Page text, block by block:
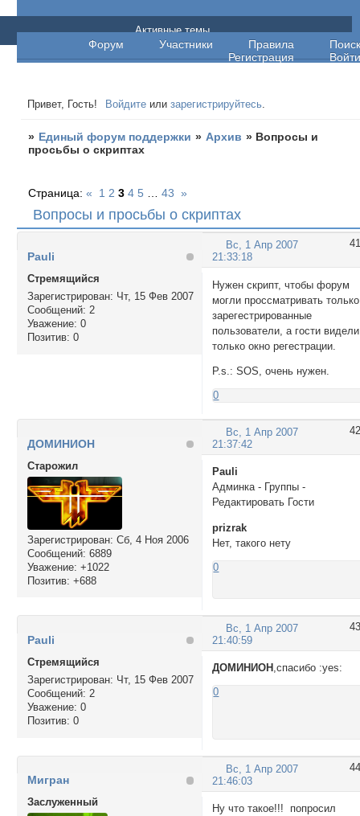
Единый форум поддержки
Форум Участники Правила
Поиск
Регистрация
Войти
Активные темы
Привет, Гость! Войдите илизарегистрируйтесь.
» Единый форум поддержки » Архив » Вопросы и
просьбы о скриптах
Вопросы и просьбы о скриптах
Страница:« 1 2 3 4 5 43 »
41
Вс, 1 Апр 2007
21:33:18
Pauli
Стремящийся
Зарегистрирован: Чт, 15 Фев 2007
Сообщений: 2
Уважение: 0
Позитив: 0
Нужен скрипт, чтобы форум
могли проссматривать только
зарегестрированные
пользователи, а гости видели
только окно регестрации.
P.s.: SOS, очень нужен.
0
42
Вс, 1 Апр 2007
21:37:42
ДОМИНИОН
Cтарожил
Зарегистрирован: Сб, 4 Ноя 2006
Сообщений: 6889
Уважение: +1022
Позитив: +688
Pauli
Админка - Группы -
Редактировать Гости
prizrak
Нет, такого нету
0
43
Вс, 1 Апр 2007
21:40:59
Pauli
Стремящийся
Зарегистрирован: Чт, 15 Фев 2007
Сообщений: 2
Уважение: 0
Позитив: 0
ДОМИНИОН ,спасибо :yes:
0
44
Вс, 1 Апр 2007
21:46:03
Мигран
Заслуженный
Ну что такое!!! попросил